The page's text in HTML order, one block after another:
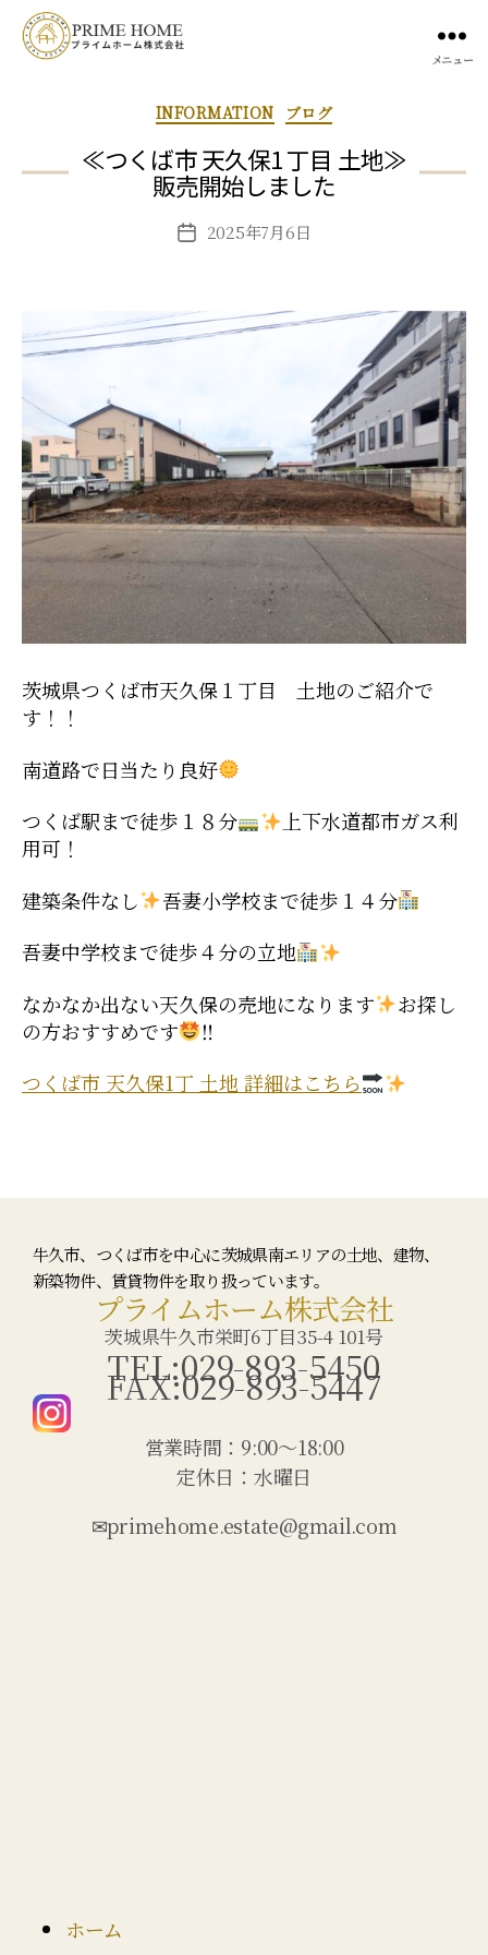
メニュー
INFORMATION ブログ
≪つくば市 天久保1 丁目 土地≫
販売開始しました
2025年7月6日
茨城県つくば市天久保１丁目 土地のご紹介で
す！！
南道路で日当たり良好
つくば駅まで徒歩１８分
上下水道都市ガス利
用可！
建築条件なし
吾妻小学校まで徒歩１４分
吾妻中学校まで徒歩４分の立地
なかなか出ない天久保の売地になります
お探し
の方おすすめです
‼
つくば市 天久保1丁 土地 詳細はこちら
牛久市、つくば市を中心に茨城県南エリアの土地、建物、
新築物件、賃貸物件を取り扱っています。
プライムホーム株式会社
茨城県牛久市栄町6丁目35-4 101号
TEL:029-893-5450
FAX:029-893-5447
営業時間：9:00〜18:00
定休日：水曜日
✉primehome.estate@gmail.com
ホーム